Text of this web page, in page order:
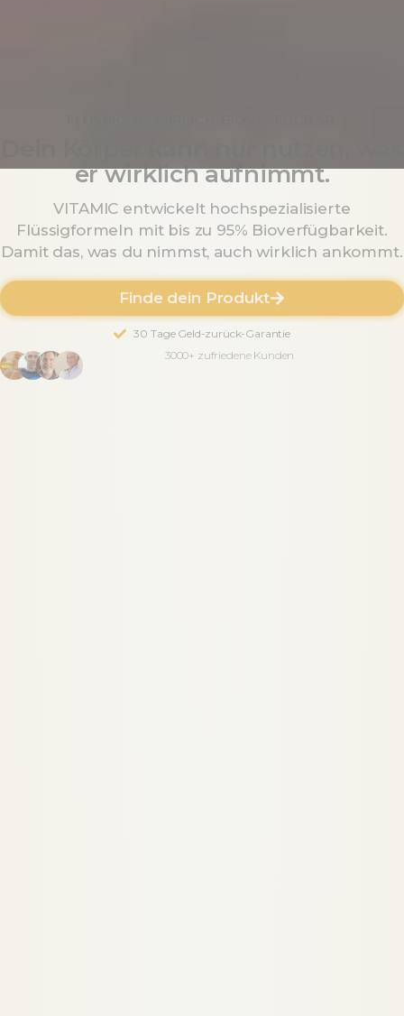
er wirklich aufnimmt.
VITAMIC entwickelt hochspezialisierte
Flüssigformeln mit bis zu 95% Bioverfügbarkeit.
Damit das, was du nimmst, auch wirklich ankommt.
Finde dein Produkt
30 Tage Geld-zurück-Garantie
3000+ zufriedene Kunden